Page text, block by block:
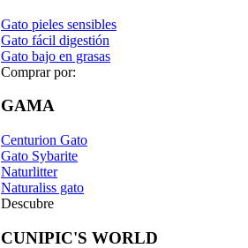
Gato pieles sensibles
Gato fácil digestión
Gato bajo en grasas
Comprar por:
GAMA
Centurion Gato
Gato Sybarite
Naturlitter
Naturaliss gato
Descubre
CUNIPIC'S WORLD